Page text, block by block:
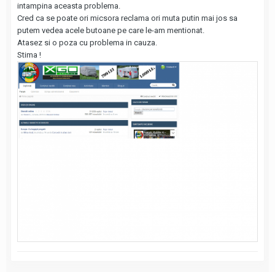
intampina aceasta problema.
Cred ca se poate ori micsora reclama ori muta putin mai jos sa
putem vedea acele butoane pe care le-am mentionat.
Atasez si o poza cu problema in cauza.
Stima !